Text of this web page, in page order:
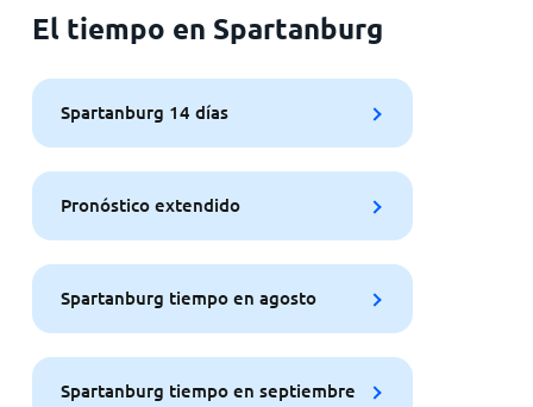
El tiempo en Spartanburg
Spartanburg 14 días
Pronóstico extendido
Spartanburg tiempo en agosto
Spartanburg tiempo en septiembre